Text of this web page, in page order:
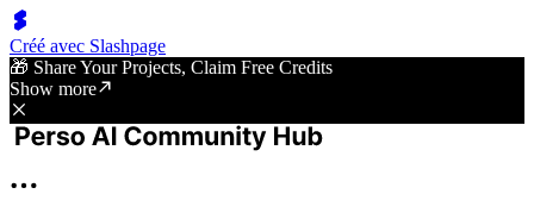
Créé avec Slashpage
🎁 Share Your Projects, Claim Free Credits
Show more